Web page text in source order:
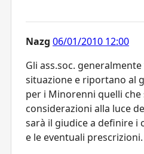
Nazg 06/01/2010 12:00
Gli ass.soc.
situazione e riportano al
per i Minorenni quelli
considerazioni alla luce
sarà il giudice a definire i
e le eventuali prescrizioni.